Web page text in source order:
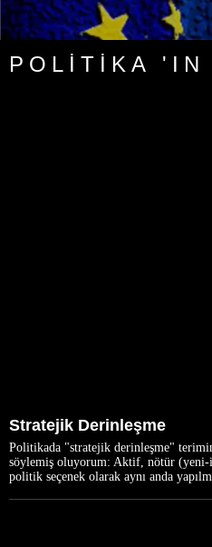
POLITIKA 'IN
Stratejik Derinleşme
Politikada "stratejik derinleşme"
söylemiş oluyorum: Aktif, nötür (yeni-
politik seçenek olarak aynı anda